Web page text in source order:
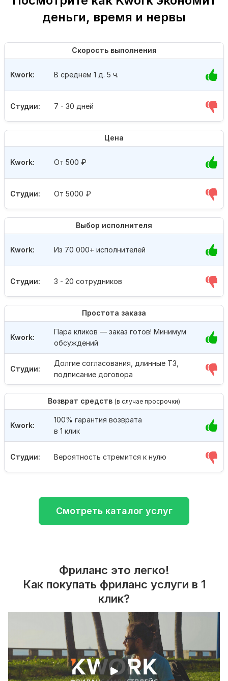
деньги, время и нервы
Скорость выполнения
Студии: 7 - 30 дней
Kwork: В среднем 1 д. 5 ч.
Цена
Студии: От 5000 ₽
Kwork: От 500 ₽
Выбор исполнителя
Студии: 3 - 20 сотрудников
Kwork: Из 70 000+ исполнителей
Простота заказа
Студии:
Долгие согласования, длинные ТЗ,
подписание договора
Kwork:
Пара кликов — заказ готов! Минимум
обсуждений
Возврат средств (в случае просрочки)
Студии: Вероятность стремится к нулю
Kwork:
100% гарантия возврата
в 1 клик
Смотреть каталог услуг
Фриланс это легко!
Как покупать фриланс услуги в 1
клик?